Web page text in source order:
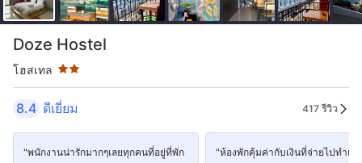
Doze Hostel
โฮสเทล
ระดับดาว: 2 ดาว
8.4 ดีเยี่ยม 417 รีวิว
"พนักงานน่ารักมากๆเลยทุกคนที่อยู่ที่พัก
"ห้องพักคุ้มค่ากับเงินที่จ่ายไปทำเล